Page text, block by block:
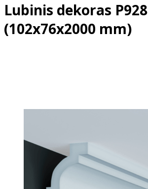
Lubinis dekoras P928
(102х76x2000 mm)